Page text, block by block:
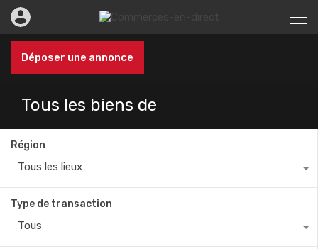
Déposer une annonce
Tous les biens de
Région
Tous les lieux
Type de transaction
Tous